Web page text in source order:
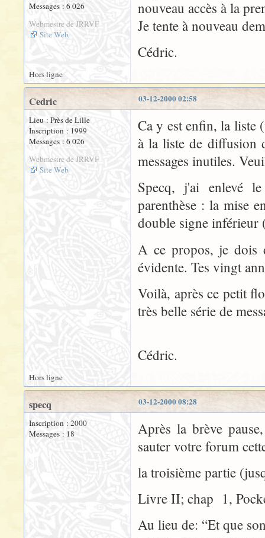
Messages : 6 026
Webmestre de JRRVF
Site Web
nouveau accès à la
Je tente à nouveau
Cédric.
Hors ligne
03-12-2000 02:58
Cedric
Lieu : Près de Lille
Inscription : 1999
Messages : 6 026
Webmestre de JRRVF
Site Web
Ca y est enfin, la liste
à la liste de diffusion
messages inutiles.
Specq, j'ai enlevé
parenthèse : la mise
double signe
A ce propos, je
évidente. Tes vingt
Voilà, après ce petit
très belle série de
Cédric.
Hors ligne
03-12-2000 08:28
specq
Inscription : 2000
Messages : 18
Après la brève
sauter votre forum
la troisième partie
Livre II; chap 1,
Au lieu de: “Et que